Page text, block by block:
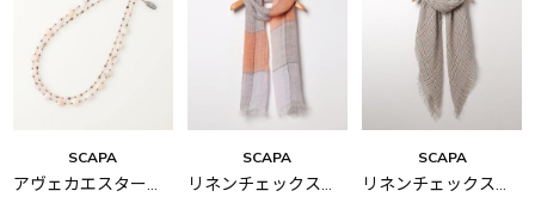
SCAPA
アヴェカエスターテネックレス
SCAPA
リネンチェックストール
SCAPA
リネンチェックストール